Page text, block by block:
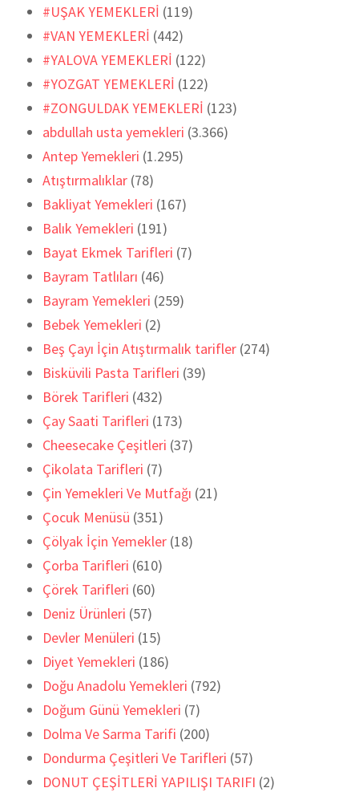
#UŞAK YEMEKLERİ (119)
#VAN YEMEKLERİ (442)
#YALOVA YEMEKLERİ (122)
#YOZGAT YEMEKLERİ (122)
#ZONGULDAK YEMEKLERİ (123)
abdullah usta yemekleri (3.366)
Antep Yemekleri (1.295)
Atıştırmalıklar (78)
Bakliyat Yemekleri (167)
Balık Yemekleri (191)
Bayat Ekmek Tarifleri (7)
Bayram Tatlıları (46)
Bayram Yemekleri (259)
Bebek Yemekleri (2)
Beş Çayı İçin Atıştırmalık tarifler (274)
Bisküvili Pasta Tarifleri (39)
Börek Tarifleri (432)
Çay Saati Tarifleri (173)
Cheesecake Çeşitleri (37)
Çikolata Tarifleri (7)
Çin Yemekleri Ve Mutfağı (21)
Çocuk Menüsü (351)
Çölyak İçin Yemekler (18)
Çorba Tarifleri (610)
Çörek Tarifleri (60)
Deniz Ürünleri (57)
Devler Menüleri (15)
Diyet Yemekleri (186)
Doğu Anadolu Yemekleri (792)
Doğum Günü Yemekleri (7)
Dolma Ve Sarma Tarifi (200)
Dondurma Çeşitleri Ve Tarifleri (57)
DONUT ÇEŞİTLERİ YAPILIŞI TARIFI (2)